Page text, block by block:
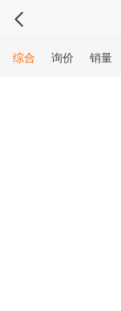
综合 询价 销量